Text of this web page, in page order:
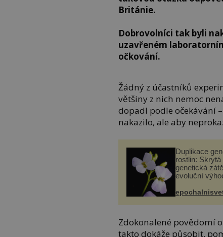
Británie.
Dobrovolníci tak byli
uzavřeném
očkování.
Žádný z účastníků
většiny z nich nemoc
dopadl podle očekávání
nakazilo, ale aby
Duplikace
rostlin: Skrytá
genetická
evoluční
Zdokonalené povědomí
takto dokáže působit,